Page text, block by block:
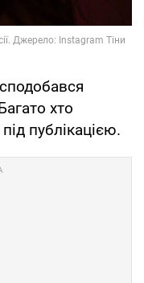
хто
публікацією.